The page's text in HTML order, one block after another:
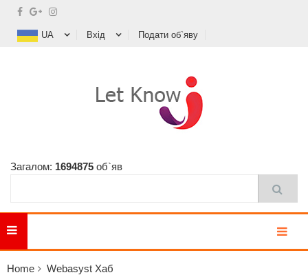
UA Вхід Подати об`яву
Загалом: 1694875 об`яв
Home Webasyst Хаб